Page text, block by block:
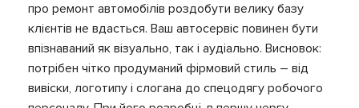
про ремонт автомобілів роздобути велику базу
клієнтів не вдасться. Ваш автосервіс повинен бути
впізнаваний як візуально, так і аудіально. Висновок:
потрібен чітко продуманий фірмовий стиль – від
вивіски, логотипу і слогана до спецодягу робочого